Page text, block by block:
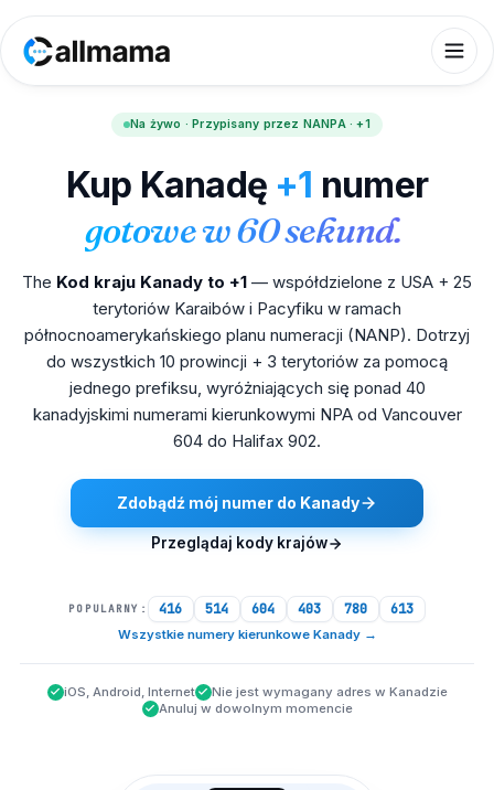
Na żywo · Przypisany przez NANPA · +1
Kup Kanadę +1 numer
gotowe w 60 sekund.
The Kod kraju Kanady to +1 — współdzielone z USA + 25
terytoriów Karaibów i Pacyfiku w ramach
północnoamerykańskiego planu numeracji (NANP). Dotrzyj
do wszystkich 10 prowincji + 3 terytoriów za pomocą
jednego prefiksu, wyróżniających się ponad 40
kanadyjskimi numerami kierunkowymi NPA od Vancouver
604 do Halifax 902.
Zdobądź mój numer do Kanady
Przeglądaj kody krajów
POPULARNY: 416 514 604 403 780 613
Wszystkie numery kierunkowe Kanady→
iOS, Android, Internet
Nie jest wymagany adres w Kanadzie
Anuluj w dowolnym momencie